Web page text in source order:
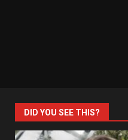
DID YOU SEE THIS?